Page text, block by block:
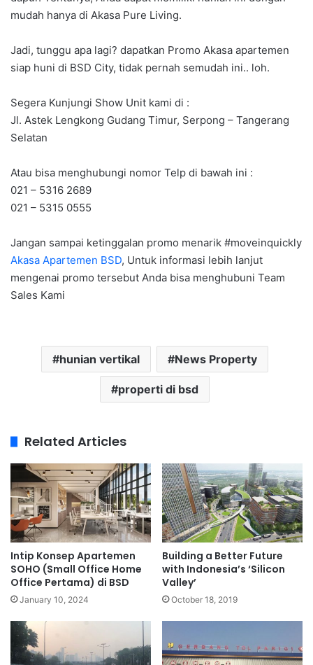
mudah hanya di Akasa Pure Living.
Jadi, tunggu apa lagi? dapatkan Promo Akasa apartemen
siap huni di BSD City, tidak pernah semudah ini.. loh.
Segera Kunjungi Show Unit kami di :
Jl. Astek Lengkong Gudang Timur, Serpong – Tangerang
Selatan
Atau bisa menghubungi nomor Telp di bawah ini :
021 – 5316 2689
021 – 5315 0555
Jangan sampai ketinggalan promo menarik #moveinquickly
Akasa Apartemen BSD, Untuk informasi lebih lanjut
mengenai promo tersebut Anda bisa menghubuni Team
Sales Kami
hunian vertikal News Property
properti di bsd
Related Articles
Intip Konsep Apartemen
SOHO (Small Office Home
Office Pertama) di BSD
January 10, 2024
Building a Better Future
with Indonesia’s ‘Silicon
Valley’
October 18, 2019